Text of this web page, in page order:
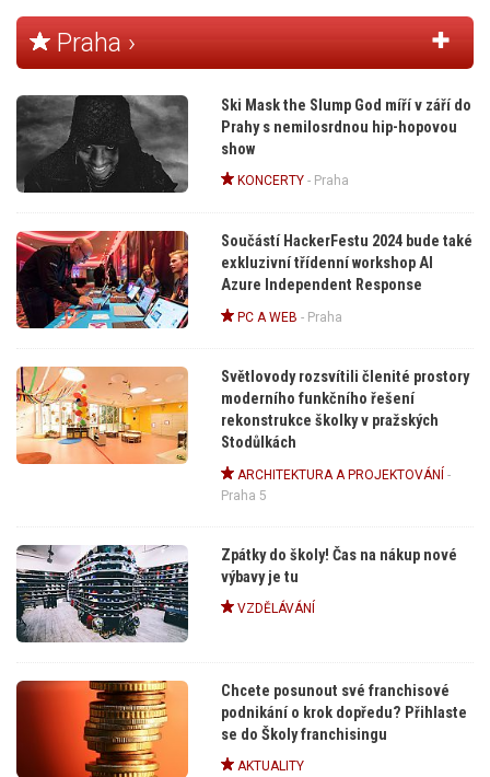
Praha ›
Ski Mask the Slump God míří v září do
Prahy s nemilosrdnou hip-hopovou
show
KONCERTY- Praha
Součástí HackerFestu 2024 bude také
exkluzivní třídenní workshop AI
Azure Independent Response
PC A WEB - Praha
Světlovody rozsvítili členité prostory
moderního funkčního řešení
rekonstrukce školky v pražských
Stodůlkách
ARCHITEKTURA A PROJEKTOVÁNÍ -
Praha 5
Zpátky do školy! Čas na nákup nové
výbavy je tu
VZDĚLÁVÁNÍ
Chcete posunout své franchisové
podnikání o krok dopředu? Přihlaste
se do Školy franchisingu
AKTUALITY